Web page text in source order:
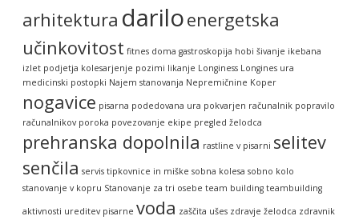
arhitektura dariloenergetska
učinkovitost fitnes doma gastroskopija hobi šivanje ikebana
izlet podjetja kolesarjenje pozimi likanje Longiness Longines ura
medicinski postopki Najem stanovanja Nepremičnine Koper
nogavice pisarna podedovana ura pokvarjen računalnik popravilo
računalnikov poroka povezovanje ekipe pregled želodca
prehranska dopolnila rastline v pisarni selitev
senčila servis tipkovnice in miške sobna kolesa sobno kolo
stanovanje v kopru Stanovanje za tri osebe team building teambuilding
aktivnosti ureditev pisarne voda zaščita ušes zdravje želodca zdravnik